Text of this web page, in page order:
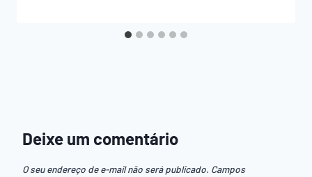
Deixe um comentário
O seu endereço de e-mail não será publicado. Campos